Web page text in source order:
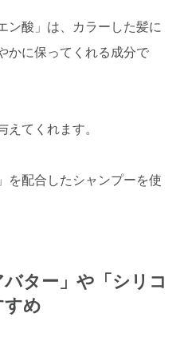
ン酸」は、カラーした髪に
かに保ってくれる成分で
えてくれます。
を配合したシャンプーを使
ター」や「シリコ
すめ